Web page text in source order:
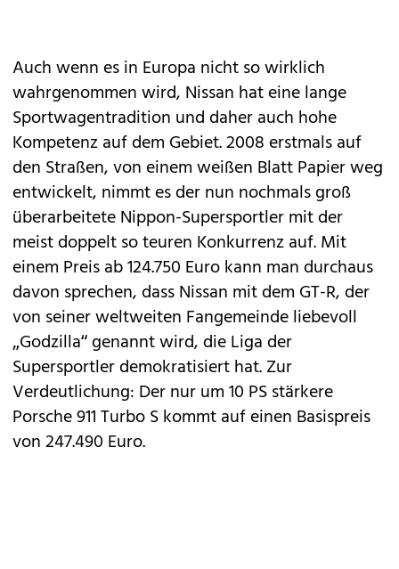
Auch wenn es in Europa nicht so wirklich
wahrgenommen wird, Nissan hat eine lange
Sportwagentradition und daher auch hohe
Kompetenz auf dem Gebiet. 2008 erstmals auf
den Straßen, von einem weißen Blatt Papier weg
entwickelt, nimmt es der nun nochmals groß
überarbeitete Nippon-Supersportlermit der
meist doppelt so teuren Konkurrenz auf. Mit
einem Preis ab 124.750 Euro kann man durchaus
davon sprechen, dass Nissan mit dem GT-R, der
von seiner weltweiten Fangemeinde liebevoll
„Godzilla“ genannt wird, die Liga der
Supersportler demokratisiert hat. Zur
Verdeutlichung: Der nur um 10 PS stärkere
Porsche911 Turbo S kommt auf einen Basispreis
von 247.490 Euro.